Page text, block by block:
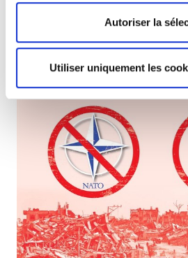
Autoriser la
Utiliser uniquement les